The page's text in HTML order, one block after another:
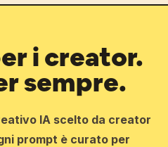
i creator.
sempre.
IA scelto da creator
prompt è curato per